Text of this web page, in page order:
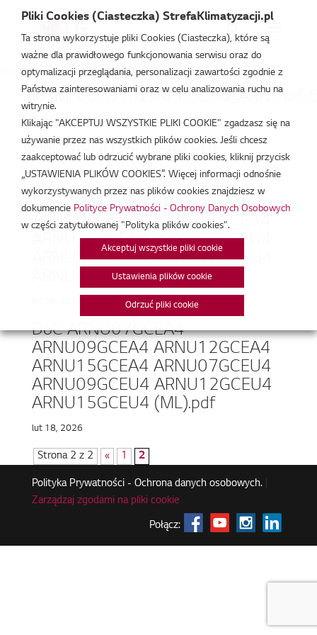
Strefa Klimatyzacji /ARNU15GCEA4
lut 19, 2026
DoC_ARNU15GCEA4.PDF
lut 18, 2026
DoC ARNU07GCEA4
ARNU09GCEA4 ARNU12GCEA4
ARNU15GCEA4 ARNU07GCEU4
ARNU09GCEU4 ARNU12GCEU4
ARNU15GCEU4 (ML).pdf
DoC ARNU07GCEA4
ARNU09GCEA4 ARNU12GCEA4
ARNU15GCEA4 ARNU07GCEU4
ARNU09GCEU4 ARNU12GCEU4
ARNU15GCEU4 (ML).pdf
lut 18, 2026
Strona 2 z 2 « 1 2
Polityka Prywatności - Ochrona danych osobowych.|
Zarządzaj zgodami na pliki cookie
Połącz:
Pliki Cookies (Ciasteczka) StrefaKlimatyzacji.pl
Ta strona wykorzystuje pliki Cookies (Ciasteczka), które są
ważne dla prawidłowego funkcjonowania serwisu oraz do
optymalizacji przeglądania, personalizacji zawartości zgodnie z
Państwa zainteresowaniami oraz w celu analizowania ruchu na
witrynie.
Klikając "AKCEPTUJ WSZYSTKIE PLIKI COOKIE" zgadzasz się na
używanie przez nas wszystkich plików cookies. Jeśli chcesz
zaakceptować lub odrzucić wybrane pliki cookies, kliknij przycisk
„USTAWIENIA PLIKÓW COOKIES”. Więcej informacji odnośnie
wykorzystywanych przez nas plików cookies znajdziesz w
dokumencie Polityce Prywatności - Ochrony Danych Osobowych
w części zatytułowanej "Polityka plików cookies".
Akceptuj wszystkie pliki cookie
Ustawienia plików cookie
Odrzuć pliki cookie